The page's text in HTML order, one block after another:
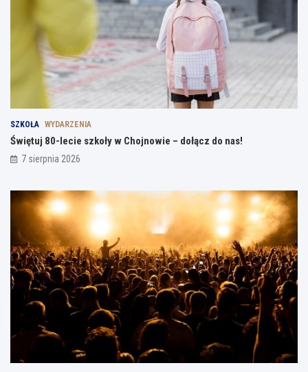
SZKOŁA WYDARZENIA
Świętuj 80-lecie szkoły w Chojnowie – dołącz do nas!
7 sierpnia 2026